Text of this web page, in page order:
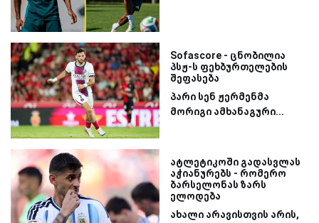
Sofascore - ცნობილია
პსჟ-ს ფეხბურთელების
შეფასება
პარი სენ ჟერმენმა
მორიგი ამხანაგური...
ატლეტიკოში გადასვლას
აჭიანურებს - რომერო
ბარსელონას ზარს
ელოდება
ახალი არავისთვის არის,